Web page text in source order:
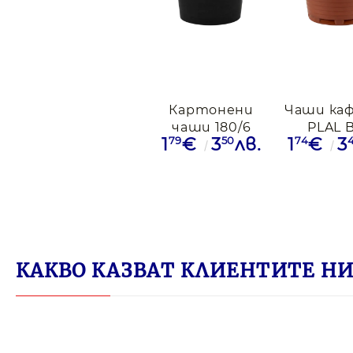
Картонени
чаши 180/6
Черен Ковим,
179€ 350лв.
Чаши
PLAL
174€ 3
КАКВО КАЗВАТ КЛИЕНТИТЕ